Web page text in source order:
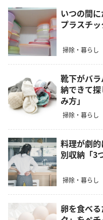
いつの間
プラスチ
掃除・暮らし
靴下がバ
納できて
み方」
掃除・暮らし
料理が劇
別収納「3
掃除・暮らし
卵を食べ